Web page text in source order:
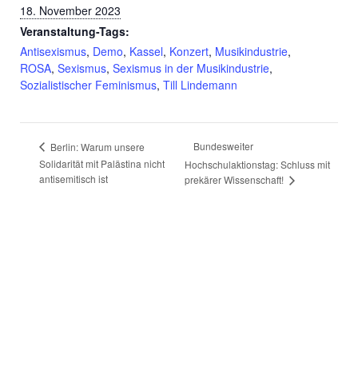
18. November 2023
Veranstaltung-Tags:
Antisexismus, Demo, Kassel, Konzert, Musikindustrie,
ROSA, Sexismus, Sexismus in der Musikindustrie,
Sozialistischer Feminismus, Till Lindemann
Berlin: Warum unsere
Solidarität mit Palästina nicht
antisemitisch ist
Bundesweiter
Hochschulaktionstag: Schluss mit
prekärer Wissenschaft!